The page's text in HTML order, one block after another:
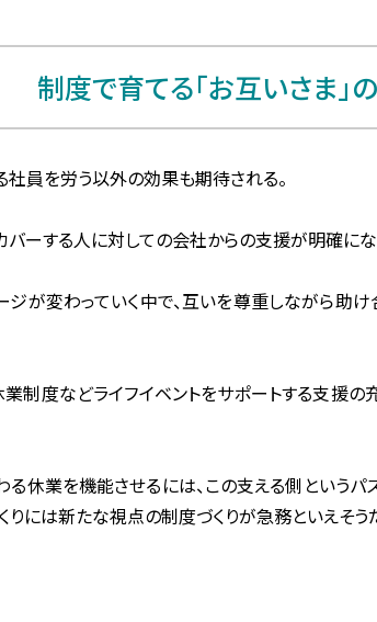
制度で育てる「お互いさま」
社員を労う以外の効果も期待される。
ーする人に対しての会社からの支援が明確にな
ジが変わっていく中で、互いを尊重しながら助
制度などライフイベントをサポートする支援
る休業を機能させるには、この支える側という
には新たな視点の制度づくりが急務といえそう